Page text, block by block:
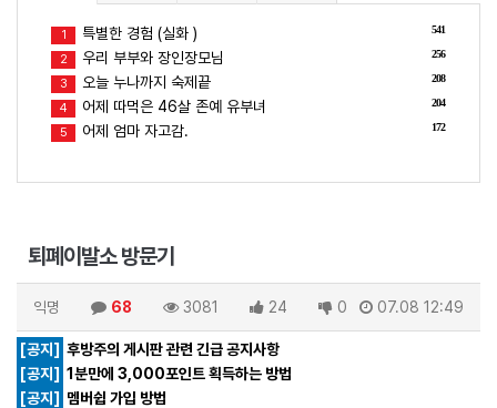
541
1 특별한 경험 (실화 )
256
2 우리 부부와 장인장모님
208
3 오늘 누나까지 숙제끝
204
4 어제 따먹은 46살 존예 유부녀
172
5 어제 엄마 자고감.
퇴폐이발소 방문기
익명 68 3081 24 0 07.08 12:49
[공지] 후방주의 게시판 관련 긴급 공지사항
[공지] 1분만에 3,000포인트 획득하는 방법
[공지]
멤버쉽 가입 방법